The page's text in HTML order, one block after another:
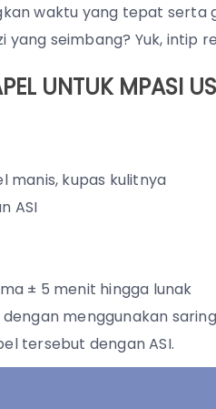
waktu yang tepat serta
yang seimbang? Yuk, intip
UNTUK MPASI
manis, kupas kulitnya
ASI
± 5 menit hingga lunak
menggunakan
tersebut dengan ASI.